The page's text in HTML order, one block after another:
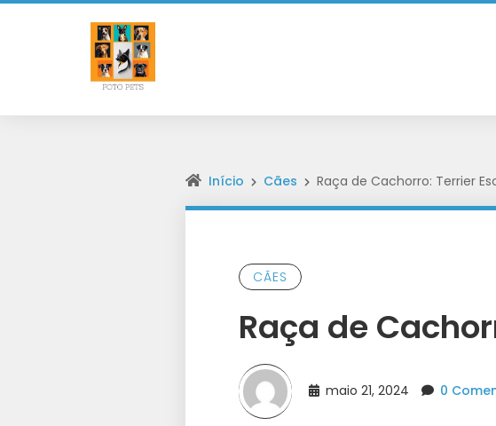
Início Cães Raça de Cachorro: Terrier
CÃES
Raça de
maio 21, 2024 0